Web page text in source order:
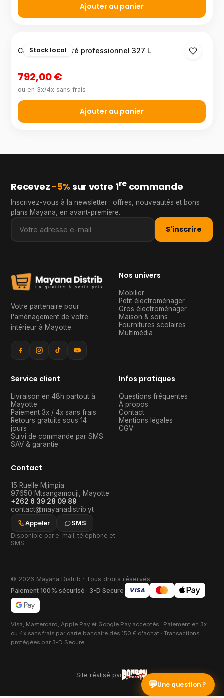
Ajouter au panier
Stock local
Congélateur vitré professionnel 327 L
792,00 €
ou en 3x/4x sans frais
Ajouter au panier
Recevez −5% sur votre 1recommande
Inscrivez-vous à la newsletter : offres, nouveautés et bons
plans Mayana, en avant-première.
S'inscrire
Votre partenaire pour
l'aménagement de votre
intérieur à Mayotte.
Nos univers
Mobilier
Petit électroménager
Gros électroménager
Maison & soins
Fournitures scolaires
Multimédia
Service client
Livraison en 48h partout à
Mayotte
Paiement 3x / 4x sans frais
Retours gratuits sous 14
jours
Suivi de commande par SMS
SAV & garantie
Infos pratiques
Questions fréquentes
À propos
Contact
Mentions légales
CGV
Contact
15 Ruelle Mjimpia
97650 Mtsangamouji
Mayotte
+262 6 39 28 09 89
contact@mayanadistrib.yt
Appeler
SMS
Disponible par e-mail, téléphone et
SMS.
© 2026 Mayana Distrib · Tous droits réservés
Paiement 100% sécurisé · 3-D Secure
VISA
Visa, Mastercard, Apple Pay et Google Pay acceptés · Paiement en 3x
ou 4x sans frais par carte bancaire dès 150 € d'achat · Transactions
protégées par 3-D Secure.
Site réalisé par
💬Une question ?